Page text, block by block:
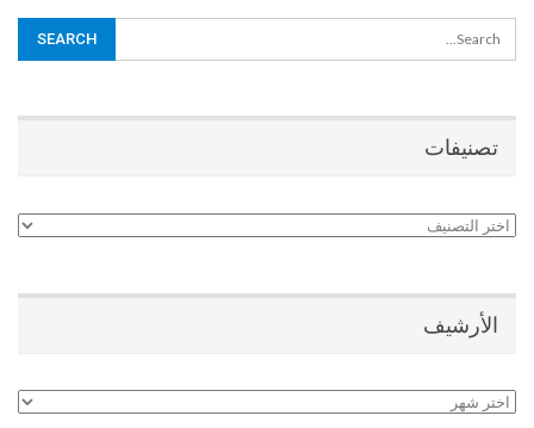
تصنيفات
تصنيفات
الأرشيف
الأرشيف